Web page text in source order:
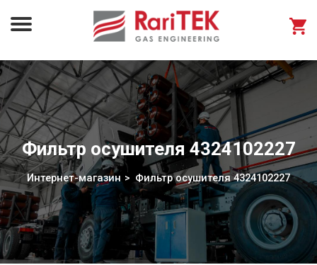
Фильтр осушителя 4324102227
Интернет-магазин Фильтр осушителя 4324102227